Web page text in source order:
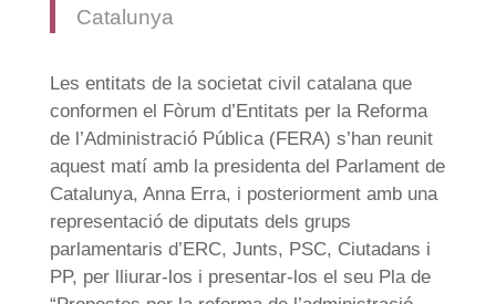
Catalunya
Les entitats de la societat civil catalana que
conformen el Fòrum d’Entitats per la Reforma
de l’Administració Pública (FERA) s’han reunit
aquest matí amb la presidenta del Parlament de
Catalunya, Anna Erra, i posteriorment amb una
representació de diputats dels grups
parlamentaris d’ERC, Junts, PSC, Ciutadans i
PP, per lliurar-los i presentar-los el seu Pla de